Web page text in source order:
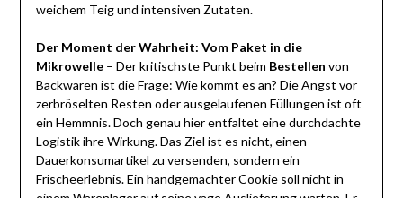
weichem Teig und intensiven Zutaten.
Der Moment der Wahrheit: Vom Paket in die
Mikrowelle– Der kritischste Punkt beim Bestellen von
Backwaren ist die Frage: Wie kommt es an? Die Angst vor
zerbröselten Resten oder ausgelaufenen Füllungen ist oft
ein Hemmnis. Doch genau hier entfaltet eine durchdachte
Logistik ihre Wirkung. Das Ziel ist es nicht, einen
Dauerkonsumartikel zu versenden, sondern ein
Frischeerlebnis. Ein handgemachter Cookie soll nicht in